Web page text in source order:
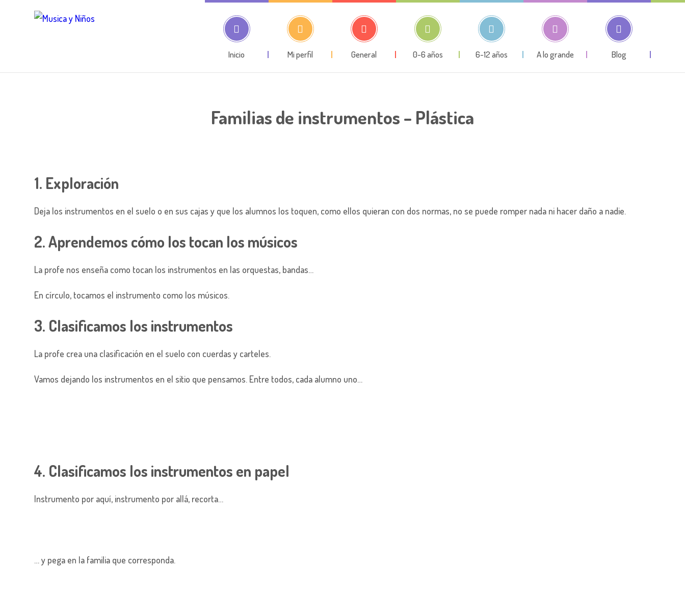
Inicio Mi perfil General 0-6 años 6-12 años A lo grande Blog
Familias de instrumentos – Plástica
1. Exploración
Deja los instrumentos en el suelo o en sus cajas y que los alumnos los toquen, como ellos quieran con dos normas, no se puede romper nada ni hacer daño a nadie.
2. Aprendemos cómo los tocan los músicos
La profe nos enseña como tocan los instrumentos en las orquestas, bandas…
En círculo, tocamos el instrumento como los músicos.
3. Clasificamos los instrumentos
La profe crea una clasificación en el suelo con cuerdas y carteles.
Vamos dejando los instrumentos en el sitio que pensamos. Entre todos, cada alumno uno…
4. Clasificamos los instrumentos en papel
Instrumento por aquí, instrumento por allá, recorta…
… y pega en la familia que corresponda.